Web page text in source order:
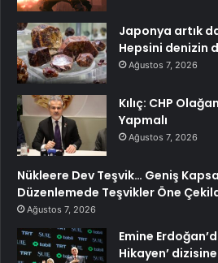
Japonya artık
Hepsini denizin
Ağustos 7, 2026
Kılıç: CHP
Yapmalı
Ağustos 7, 2026
Nükleere Dev Teşvik… Geniş
Düzenlemede Teşvikler Öne
Ağustos 7, 2026
Emine
Hikayen’